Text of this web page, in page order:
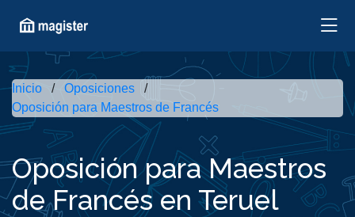
Inicio
Oposiciones
Oposición para Maestros de Francés
Oposición para Maestros
de Francés en Teruel